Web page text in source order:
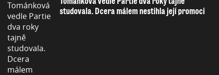
studovala. Dcera málem nestihla její promoci